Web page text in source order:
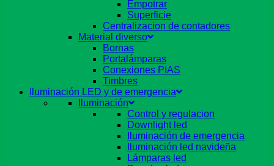
Empotrar
Superficie
Centralizacion de contadores
Material diverso
Bornas
Portalámparas
Conexiones PIAS
Timbres
Iluminación LED y de emergencia
Iluminación
Control y regulacion
Downlight led
Iluminación de emergencia
Iluminación led navideña
Lámparas led